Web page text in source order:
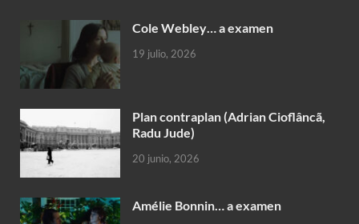
Cole Webley… a examen
19 julio, 2026
Plan contraplan (Adrian Cioflâncã,
Radu Jude)
20 junio, 2026
Amélie Bonnin… a examen